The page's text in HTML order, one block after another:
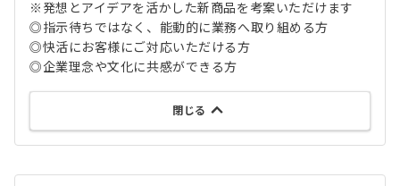
※発想とアイデアを活かした新商品を考案いただけます
◎指示待ちではなく、能動的に業務へ取り組める方
◎快活にお客様にご対応いただける方
◎企業理念や文化に共感ができる方
閉じる